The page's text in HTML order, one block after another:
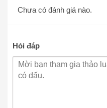
Chưa có đánh giá nào.
Hỏi đáp